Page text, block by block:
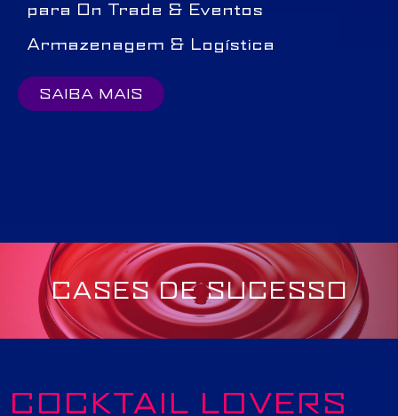
para On Trade & Eventos
Armazenagem & Logística
SAIBA MAIS
CASES DE SUCESSO
COCKTAIL LOVERS